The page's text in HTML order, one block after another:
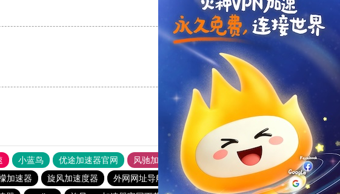
支持 [0] 反对 [0]
支持
小蓝鸟 优途加速器官网 风驰加速器
旋风加速器
加速器 旋风加速度器 外网网址导航 软件中心 雷霆加速
狂飙加速器